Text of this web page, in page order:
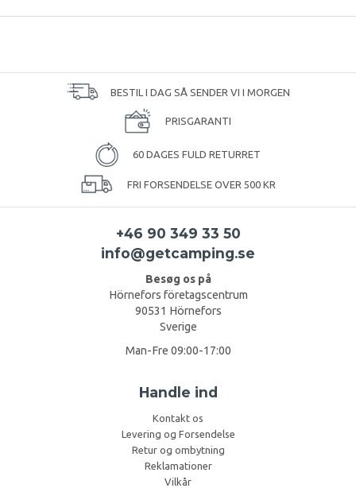
BESTIL I DAG SÅ SENDER VI I MORGEN
PRISGARANTI
60 DAGES FULD RETURRET
FRI FORSENDELSE OVER 500 KR
+46 90 349 33 50
info@getcamping.se
Besøg os på
Hörnefors företagscentrum
90531 Hörnefors
Sverige
Man-Fre 09:00-17:00
Handle ind
Kontakt os
Levering og Forsendelse
Retur og ombytning
Reklamationer
Vilkår